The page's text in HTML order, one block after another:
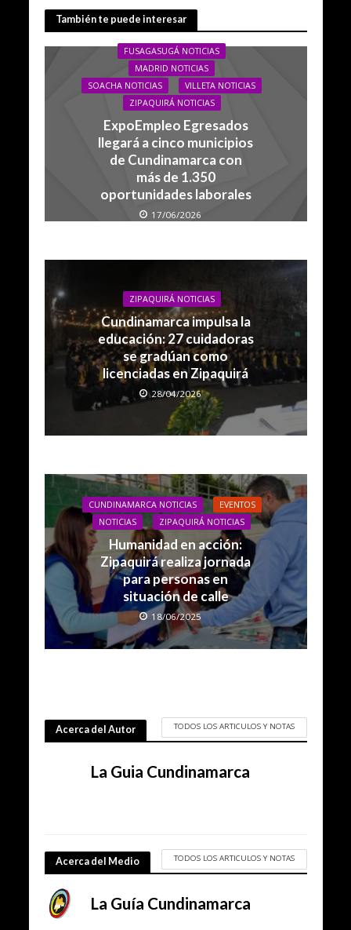
También te puede interesar
FUSAGASUGÁ NOTICIAS
MADRID NOTICIAS
SOACHA NOTICIAS
VILLETA NOTICIAS
ZIPAQUIRÁ NOTICIAS
ExpoEmpleo Egresados
llegará a cinco municipios
de Cundinamarca con
más de 1.350
oportunidades laborales
17/06/2026
ZIPAQUIRÁ NOTICIAS
Cundinamarca impulsa la
educación: 27 cuidadoras
se gradúan como
licenciadas en Zipaquirá
28/04/2026
CUNDINAMARCA NOTICIAS
EVENTOS
NOTICIAS
ZIPAQUIRÁ NOTICIAS
Humanidad en acción:
Zipaquirá realiza jornada
para personas en
situación de calle
18/06/2025
Acerca del Autor TODOS LOS ARTICULOS Y NOTAS
La Guia Cundinamarca
Acerca del Medio TODOS LOS ARTICULOS Y NOTAS
La Guía Cundinamarca